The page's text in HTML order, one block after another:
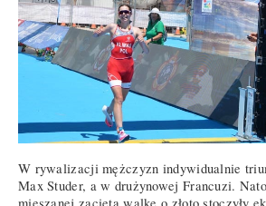
W rywalizacji mężczyzn indywidualnie
Max Studer, a w drużynowej Francuzi.